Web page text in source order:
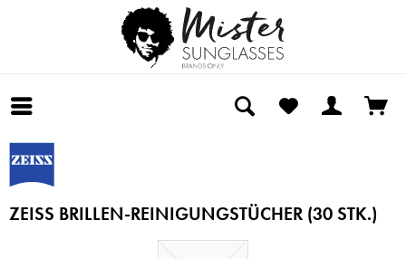
ZEISS BRILLEN-REINIGUNGSTÜCHER (30 STK.)